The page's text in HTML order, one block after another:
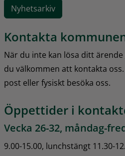
Nyhetsarkiv
Kontakta
När du inte kan lösa ditt
du välkommen att kontakta
post eller fysiskt besöka oss.
Öppettider i
Vecka 26-32, måndag-
9.00-15.00, lunchstängt 11.30-